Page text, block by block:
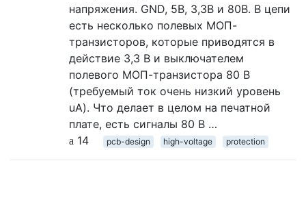
напряжения. GND, 5В, 3,3В и 80В. В цепи
есть несколько полевых МОП-
транзисторов, которые приводятся в
действие 3,3 В и выключателем
полевого МОП-транзистора 80 В
(требуемый ток очень низкий уровень
uA). Что делает в целом на печатной
плате, есть сигналы 80 В …
14
pcb-design high-voltage protection